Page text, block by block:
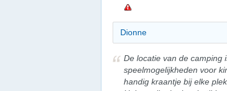
Dionne
De locatie van de camping
speelmogelijkheden voor
handig kraantje bij elke